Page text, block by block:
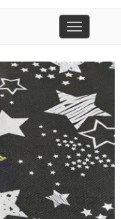
Toggle
navigation